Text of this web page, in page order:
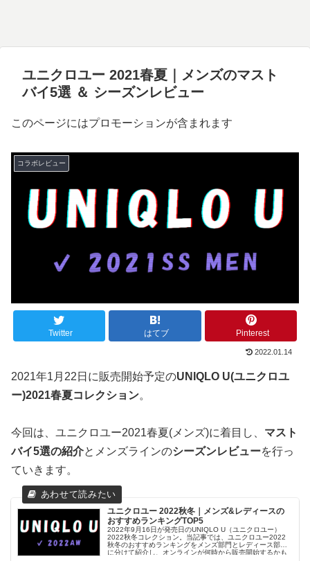
ユニクロユー 2021春夏｜メンズのマスト
バイ5選 ＆ シーズンレビュー
このページにはプロモーションが含まれます
コラボレビュー
Twitter はてブ Pinterest
2022.01.14
2021年1月22日に販売開始予定のUNIQLO U(ユニクロユ
ー)2021春夏コレクション。
今回は、ユニクロユー2021春夏(メンズ)に着目し、 マスト
バイ5選の紹介とメンズラインのシーズンレビューを行っ
ていきます。
ユニクロユー 2022秋冬｜メンズ&レディースの
おすすめランキングTOP5
2022年9月16日が発売日のUNIQLO U（ユニクロユー）
2022秋冬コレクション。当記事では、ユニクロユー2022
秋冬のおすすめランキングをメンズ部門とレディース部門
に分けて紹介し、オンラインが何時から販売開始するかも